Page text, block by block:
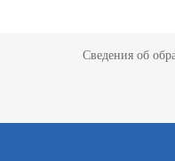
Сведения об